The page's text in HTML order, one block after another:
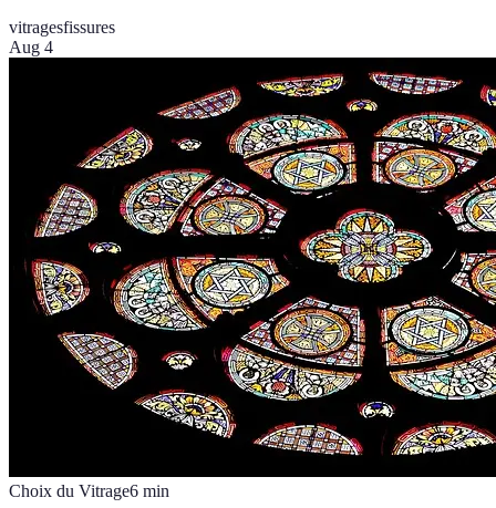
vitragesfissures
Aug 4
Choix du Vitrage6 min